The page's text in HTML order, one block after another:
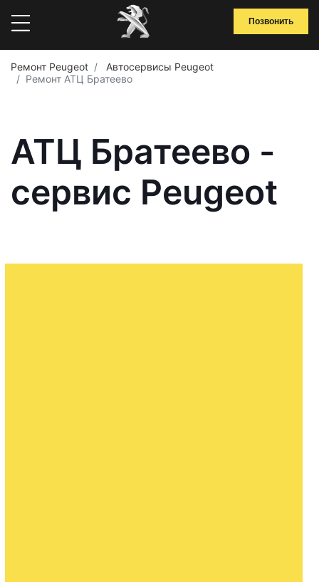
Позвонить
Ремонт Peugeot
Автосервисы Peugeot
Ремонт АТЦ Братеево
АТЦ Братеево -
сервис Peugeot